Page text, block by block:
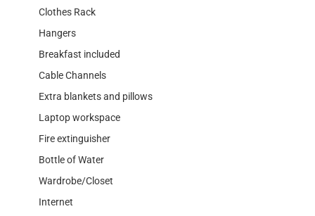
Clothes Rack
Hangers
Breakfast included
Cable Channels
Extra blankets and pillows
Laptop workspace
Fire extinguisher
Bottle of Water
Wardrobe/Closet
Internet